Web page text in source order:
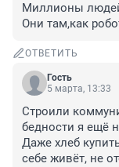
Миллионы
Они там,как
ОТВЕТИТЬ
Гость
5 марта, 13:33
Строили
бедности я ещё
Даже хлеб
себе живёт, не